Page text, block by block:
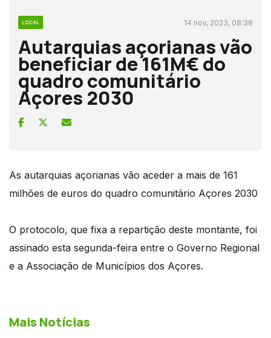
LOCAL 14 nov, 2023, 08:38
Autarquias açorianas vão
beneficiar de 161M€ do
quadro comunitário
Açores 2030
As autarquias açorianas vão aceder a mais de 161
milhões de euros do quadro comunitário Açores 2030
O protocolo, que fixa a repartição deste montante, foi
assinado esta segunda-feira entre o Governo Regional
e a Associação de Municípios dos Açores.
Mais Notícias